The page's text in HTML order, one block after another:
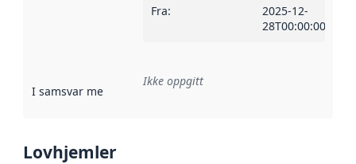
Fra:
2025-12-
28T00:00:00Z
I samsvar med Referanse til en implementasjonsregel
Ikke oppgitt
Lovhjemler